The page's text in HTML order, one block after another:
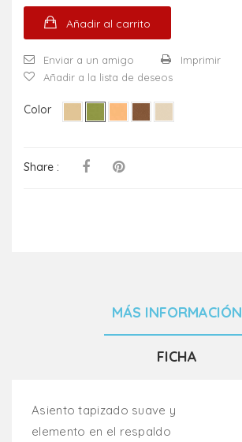
Añadir al carrito
Enviar a un amigo
Imprimir
Añadir a la lista de deseos
Color
Share :
MÁS INFORMACIÓN
FICHA
Asiento tapizado suave y
elemento en el respaldo